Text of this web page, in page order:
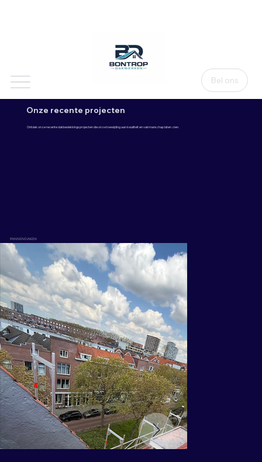
Bel ons
Onze recente projecten
Ontdek onze recente dakbedekkingsprojecten die onze toewijding aan kwaliteit en vakmanschap laten zien.
pannendaken